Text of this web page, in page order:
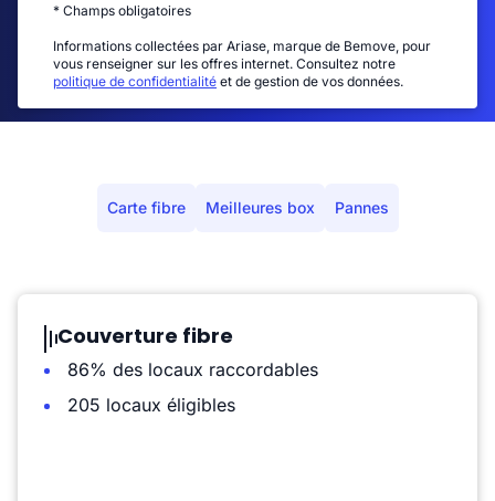
* Champs obligatoires
Informations collectées par Ariase, marque de Bemove, pour
vous renseigner sur les offres internet. Consultez notre
politique de confidentialité et de gestion de vos données.
Carte fibre Meilleures box Pannes
Couverture fibre
86% des locaux raccordables
205 locaux éligibles